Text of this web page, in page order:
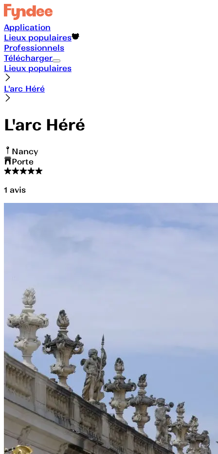
Application
Lieux populaires
Professionnels
Télécharger
Lieux populaires
L'arc Héré
L'arc Héré
Nancy
Porte
1 avis